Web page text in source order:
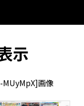
示
画像